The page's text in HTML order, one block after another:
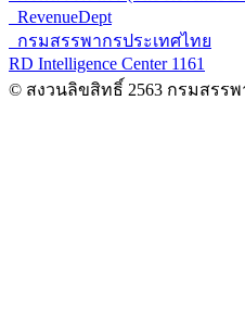
RevenueDept
กรมสรรพากรประเทศไทย
RD Intelligence Center 1161
© สงวนลิขสิทธิ์ 2563 กรมสรร